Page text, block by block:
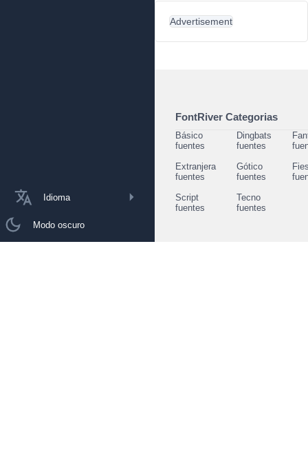
Idioma
Modo oscuro
Advertisement
FontRiver Categorias
Básico
fuentes
Dingbats
fuentes
Extranjera
fuentes
Gótico
fuentes
Script
fuentes
Tecno
fuentes